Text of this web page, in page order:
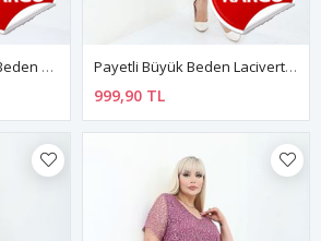
Kruvaze Yaka Büyük Beden Payetli Abiye Elbise 1B-2816 Payetli Büyük Beden Lacivert Abiye Elbise 30A-2815
999,90 TL